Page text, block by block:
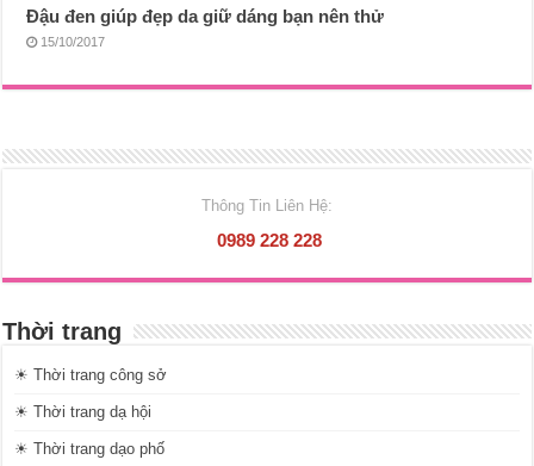
Đậu đen giúp đẹp da giữ dáng bạn nên thử
15/10/2017
Thông Tin Liên Hệ:
0989 228 228
Thời trang
☀ Thời trang công sở
☀ Thời trang dạ hội
☀ Thời trang dạo phố